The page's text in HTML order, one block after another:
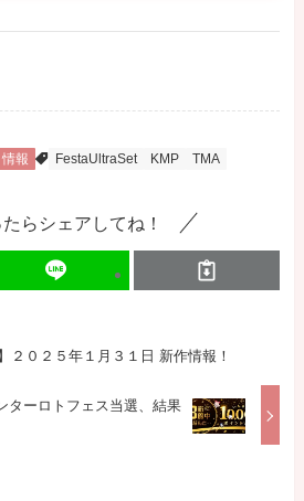
報 FestaUltraSet KMP TMA
らシェアしてね！
２０２５年１月３１日 新作情報！
ターロトフェス当選、結果